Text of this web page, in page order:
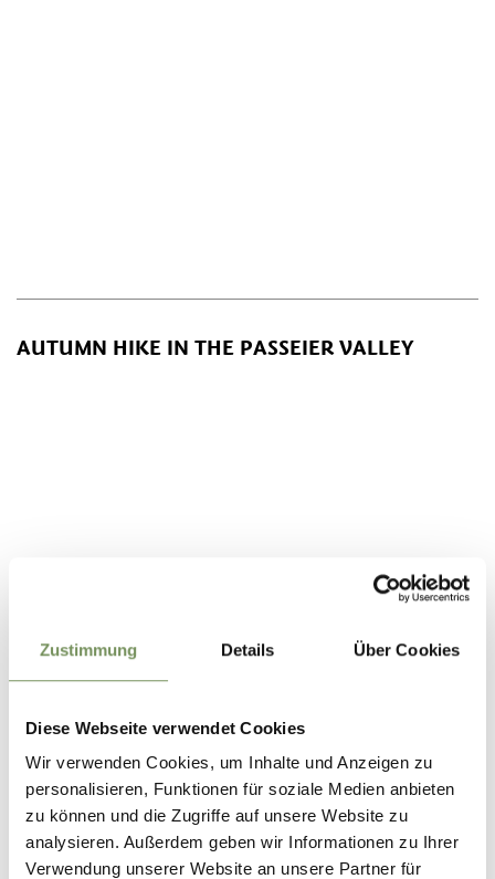
Zustimmung Details Über Cookies
Diese Webseite verwendet Cookies
Wir verwenden Cookies, um Inhalte und Anzeigen zu
personalisieren, Funktionen für soziale Medien anbieten
zu können und die Zugriffe auf unsere Website zu
analysieren. Außerdem geben wir Informationen zu Ihrer
Verwendung unserer Website an unsere Partner für
AUTUMN HIKE IN THE PASSEIER VALLEY